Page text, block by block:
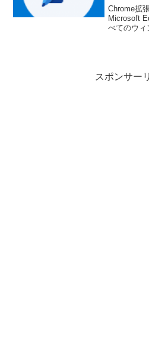
ターによ
というポ
Chrome拡
Microsoft
べてのウィ
スポンサー